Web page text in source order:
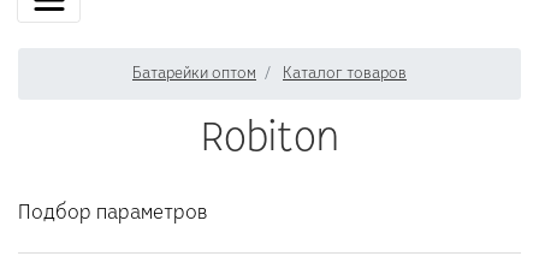
Батарейки оптом Каталог товаров
Robiton
Подбор параметров